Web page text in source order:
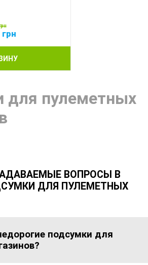
грн
для пулеметных
ВОПРОСЫ В
ДЛЯ ПУЛЕМЕТНЫХ
подсумки для